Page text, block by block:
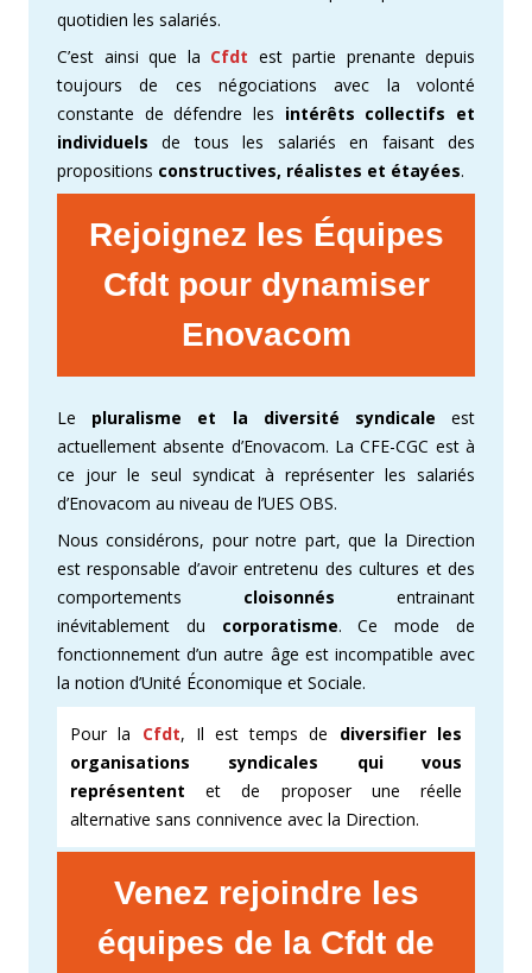
quotidien les salariés.
C’est ainsi que la Cfdt est partie prenante depuis
toujours de ces négociations avec la volonté
constante de défendre les intérêts collectifs et
individuelsde tous les salariés en faisant des
propositions constructives, réalistes et étayées.
Rejoignez les Équipes
Cfdt pour dynamiser
Enovacom
Le pluralisme et la diversité syndicaleest
actuellement absente d’Enovacom. La CFE-CGC est à
ce jour le seul syndicat à représenter les salariés
d’Enovacom au niveau de l’UES OBS.
Nous considérons, pour notre part, que la Direction
est responsable d’avoir entretenu des cultures et des
comportements cloisonnés entrainant
inévitablement du corporatisme. Ce mode de
fonctionnement d’un autre âge est incompatible avec
la notion d’Unité Économique et Sociale.
Pour la Cfdt, Il est temps de diversifier les
organisations syndicales qui vous
représententet de proposer une réelle
alternative sans connivence avec la Direction.
Venez rejoindre les
équipes de la Cfdt de